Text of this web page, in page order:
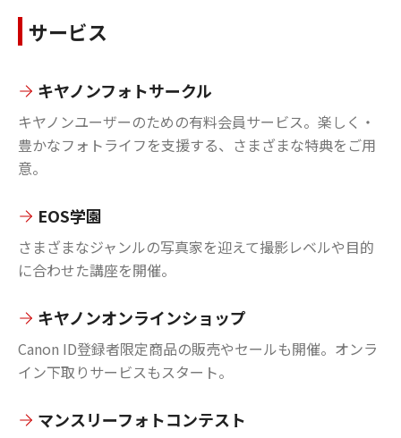
サービス
キヤノンフォトサークル
キヤノンユーザーのための有料会員サービス。楽しく・
豊かなフォトライフを支援する、さまざまな特典をご用
意。
EOS学園
さまざまなジャンルの写真家を迎えて撮影レベルや目的
に合わせた講座を開催。
キヤノンオンラインショップ
Canon ID登録者限定商品の販売やセールも開催。オンラ
イン下取りサービスもスタート。
マンスリーフォトコンテスト